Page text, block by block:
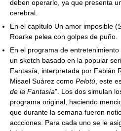
deben operarlo, ya que presenta
cerebral.
En el capítulo Un amor imposible (
Roarke pelea con golpes de puño.
En el programa de
un sketch basado en la popular
Fantasía, interpretada por Fabián
Misael Suárez como Pelotú , este
de la Fantasía". Los dos simulan
programa original, haciendo
que durante la semana fueron
accciones. Para cada uno se le